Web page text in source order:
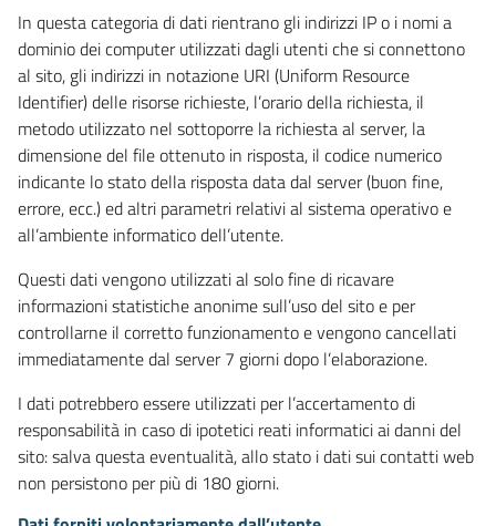
In questa categoria di dati rientrano gli indirizzi IP o i nomi a
dominio dei computer utilizzati dagli utenti che si connettono
al sito, gli indirizzi in notazione URI (Uniform Resource
Identifier) delle risorse richieste, l’orario della richiesta, il
metodo utilizzato nel sottoporre la richiesta al server, la
dimensione del file ottenuto in risposta, il codice numerico
indicante lo stato della risposta data dal server (buon fine,
errore, ecc.) ed altri parametri relativi al sistema operativo e
all’ambiente informatico dell’utente.
Questi dati vengono utilizzati al solo fine di ricavare
informazioni statistiche anonime sull’uso del sito e per
controllarne il corretto funzionamento e vengono cancellati
immediatamente dal server 7 giorni dopo l’elaborazione.
I dati potrebbero essere utilizzati per l’accertamento di
responsabilità in caso di ipotetici reati informatici ai danni del
sito: salva questa eventualità, allo stato i dati sui contatti web
non persistono per più di 180 giorni.